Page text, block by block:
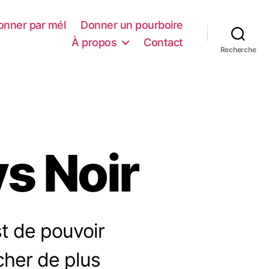
par mél
Donner un pourboire
À propos
Contact
Recherche
Noir
de pouvoir
de plus